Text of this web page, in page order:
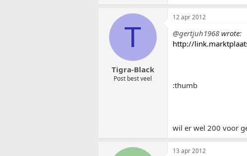
T
Tigra-Black
Post best veel
12 apr 2012
@gertjuh1968 wrote:
http://
:thumb
wil er wel 200 voor
13 apr 2012